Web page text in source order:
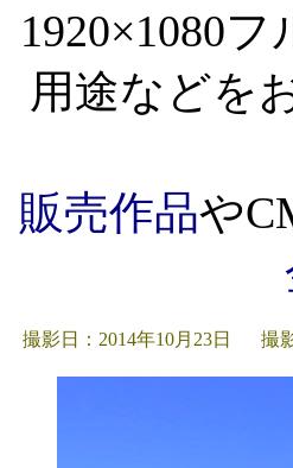
1920×1080
用途などを
販売作品や
撮影日：2014年10月23日 撮